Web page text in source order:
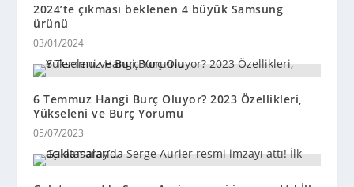
2024’te çıkması beklenen 4 büyük Samsung
ürünü
03/01/2024
6 Temmuz Hangi Burç Oluyor? 2023 Özellikleri,
Yükseleni ve Burç Yorumu
05/07/2023